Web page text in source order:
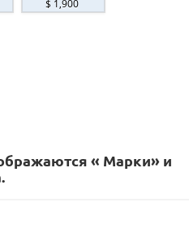
$ 1,900
« Марки» и